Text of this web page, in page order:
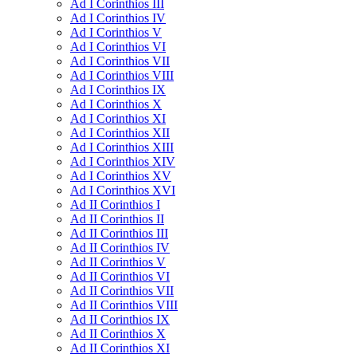
Ad I Corinthios III
Ad I Corinthios IV
Ad I Corinthios V
Ad I Corinthios VI
Ad I Corinthios VII
Ad I Corinthios VIII
Ad I Corinthios IX
Ad I Corinthios X
Ad I Corinthios XI
Ad I Corinthios XII
Ad I Corinthios XIII
Ad I Corinthios XIV
Ad I Corinthios XV
Ad I Corinthios XVI
Ad II Corinthios I
Ad II Corinthios II
Ad II Corinthios III
Ad II Corinthios IV
Ad II Corinthios V
Ad II Corinthios VI
Ad II Corinthios VII
Ad II Corinthios VIII
Ad II Corinthios IX
Ad II Corinthios X
Ad II Corinthios XI